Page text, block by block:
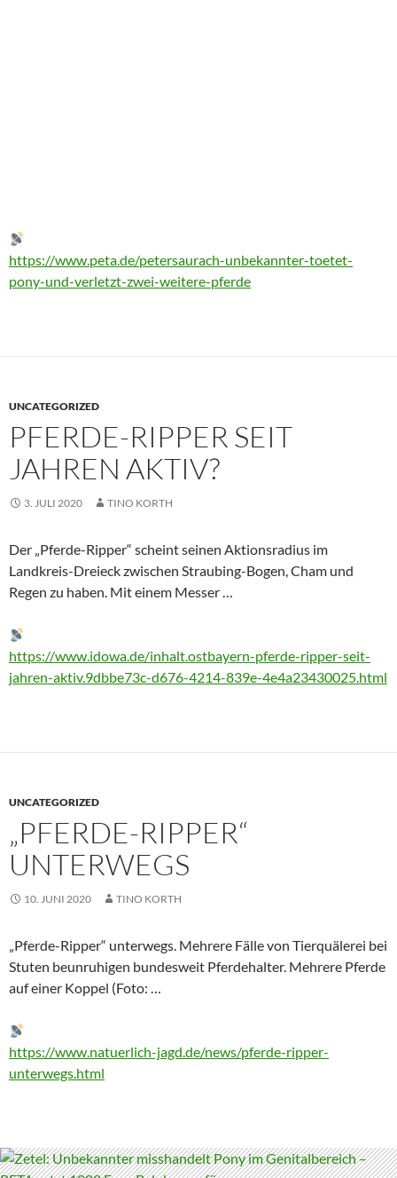
https://www.peta.de/petersaurach-unbekannter-toetet-
pony-und-verletzt-zwei-weitere-pferde
UNCATEGORIZED
PFERDE-RIPPER SEIT
JAHREN AKTIV?
3. JULI 2020 TINO KORTH
Der „Pferde-Ripper“ scheint seinen Aktionsradius im
Landkreis-Dreieck zwischen Straubing-Bogen, Cham und
Regen zu haben. Mit einem Messer …
https://www.idowa.de/inhalt.ostbayern-pferde-ripper-seit-
jahren-aktiv.9dbbe73c-d676-4214-839e-4e4a23430025.html
UNCATEGORIZED
„PFERDE-RIPPER“
UNTERWEGS
10. JUNI 2020 TINO KORTH
„Pferde-Ripper“ unterwegs. Mehrere Fälle von Tierquälerei bei
Stuten beunruhigen bundesweit Pferdehalter. Mehrere Pferde
auf einer Koppel (Foto: …
https://www.natuerlich-jagd.de/news/pferde-ripper-
unterwegs.html